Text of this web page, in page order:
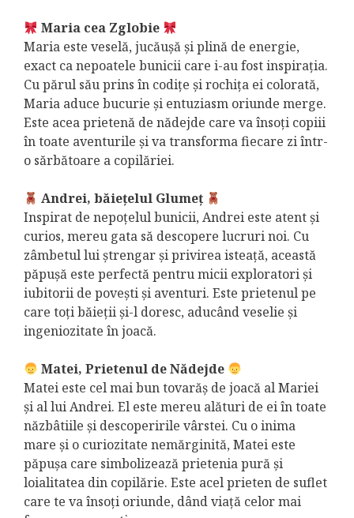
Maria cea Zglobie
Maria este veselă, jucăușă și plină de energie,
exact ca nepoatele bunicii care i-au fost inspirația.
Cu părul său prins în codițe și rochița ei colorată,
Maria aduce bucurie și entuziasm oriunde merge.
Este acea prietenă de nădejde care va însoți copiii
în toate aventurile și va transforma fiecare zi într-
o sărbătoare a copilăriei.
Andrei, băiețelul Glumeț
Inspirat de nepoțelul bunicii, Andrei este atent și
curios, mereu gata să descopere lucruri noi. Cu
zâmbetul lui ștrengar și privirea isteață, această
păpușă este perfectă pentru micii exploratori și
iubitorii de povești și aventuri. Este prietenul pe
care toți băieții și-l doresc, aducând veselie și
ingeniozitate în joacă.
Matei, Prietenul de Nădejde
Matei este cel mai bun tovarăș de joacă al Mariei
și al lui Andrei. El este mereu alături de ei în toate
năzbâtiile și descoperirile vârstei. Cu o inima
mare și o curiozitate nemărginită, Matei este
păpușa care simbolizează prietenia pură și
loialitatea din copilărie. Este acel prieten de suflet
care te va însoți oriunde, dând viață celor mai